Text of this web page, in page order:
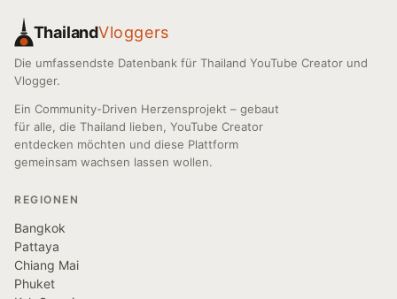
ThailandVloggers
Die umfassendste Datenbank für Thailand YouTube Creator und
Vlogger.
Ein Community-Driven Herzensprojekt – gebaut
für alle, die Thailand lieben, YouTube Creator
entdecken möchten und diese Plattform
gemeinsam wachsen lassen wollen.
REGIONEN
Bangkok
Pattaya
Chiang Mai
Phuket